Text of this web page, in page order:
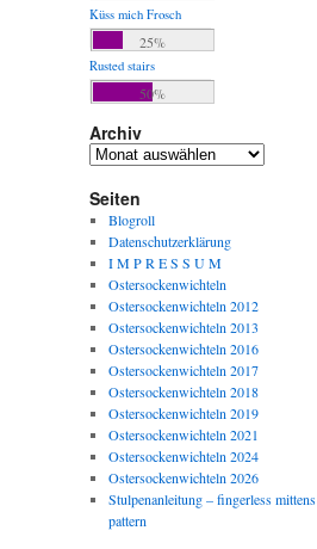
Küss mich Frosch
25%
Rusted stairs
50%
Archiv
Archiv
Seiten
Blogroll
Datenschutzerklärung
I M P R E S S U M
Ostersockenwichteln
Ostersockenwichteln 2012
Ostersockenwichteln 2013
Ostersockenwichteln 2016
Ostersockenwichteln 2017
Ostersockenwichteln 2018
Ostersockenwichteln 2019
Ostersockenwichteln 2021
Ostersockenwichteln 2024
Ostersockenwichteln 2026
Stulpenanleitung – fingerless mittens
pattern